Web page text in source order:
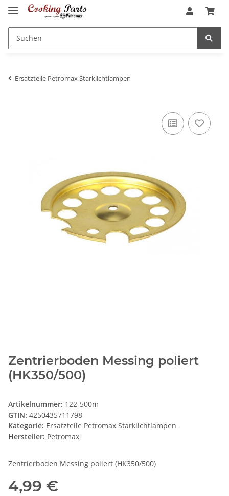
Ersatzteile Petromax Starklichtlampen
Zentrierboden Messing poliert
(HK350/500)
Artikelnummer: 122-500m
GTIN: 4250435711798
Kategorie: Ersatzteile Petromax Starklichtlampen
Hersteller: Petromax
Zentrierboden Messing poliert (HK350/500)
4,99 €